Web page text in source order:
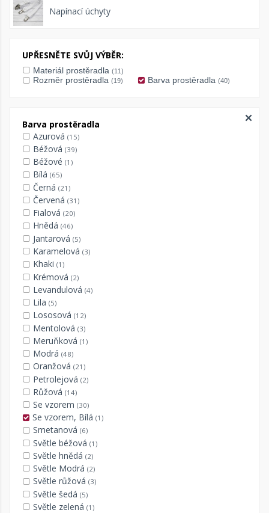
Napínací úchyty
UPŘESNĚTE SVŮJ VÝBĚR:
Materiál prostěradla (11)
Rozměr prostěradla (19) Barva prostěradla (40)
Barva prostěradla
Azurová (15)
Béžová (39)
Béžové (1)
Bílá (65)
Černá (21)
Červená (31)
Fialová (20)
Hnědá (46)
Jantarová (5)
Karamelová (3)
Khaki (1)
Krémová (2)
Levandulová (4)
Lila (5)
Lososová (12)
Mentolová (3)
Meruňková (1)
Modrá (48)
Oranžová (21)
Petrolejová (2)
Růžová (14)
Se vzorem (30)
Se vzorem, Bílá (1)
Smetanová (6)
Světle béžová (1)
Světle hnědá (2)
Světle Modrá (2)
Světle růžová (3)
Světle šedá (5)
Světle zelená (1)